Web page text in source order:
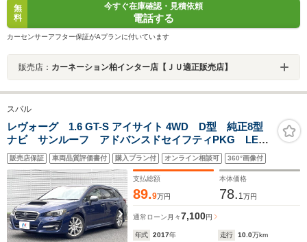
無
料
今すぐ在庫確認・見積依頼
電話する
カーセンサーアフター保証がAプランに付いています
販売店： カーネーション柏インター店【ＪＵ適正販売店】
スバル
レヴォーグ 1.6 GT-S アイサイト 4WD D型 純正8型
ナビ サンルーフ アドバンスドセイフティPKG LED
アクセサリーライナー スマートリアビューミラー
BILSTEINダンパー LEDヘッド 革巻きステアリング
スマートキー 禁煙車
販売店保証 車両品質評価書付 購入プラン付 オンライン相談可 360°画像付
支払総額
89.9万円
本体価格
78. 1万円
通常ローン 月々7,100円
年式 2017年 走行 10.0万km